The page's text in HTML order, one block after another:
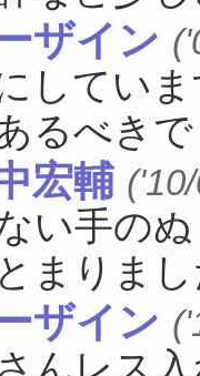
ザイン
してい
るべき
宏輔
い手の
まりま
ザイン